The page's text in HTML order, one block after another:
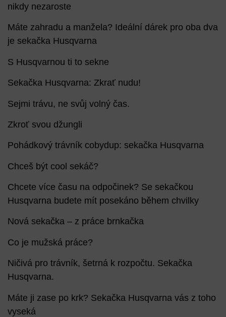
nikdy nezaroste
Máte zahradu a manžela? Ideální dárek pro oba dva
je sekačka Husqvarna
S Husqvarnou ti to sekne
Sekačka Husqvarna: Zkrať nudu!
Sejmi trávu, ne svůj volný čas.
Zkroť svou džungli
Pohádkový trávník cobydup: sekačka Husqvarna
Chceš být cool sekáč?
Chcete více času na odpočinek? Se sekačkou
Husqvarna budete mít posekáno během chvilky
Nová sekačka – z práce brnkačka
Co je mužská práce?
Ničivá pro trávník, šetrná k rozpočtu. Sekačka
Husqvarna.
Máte ji zase po krk? Sekačka Husqvarna vás z toho
vyseká